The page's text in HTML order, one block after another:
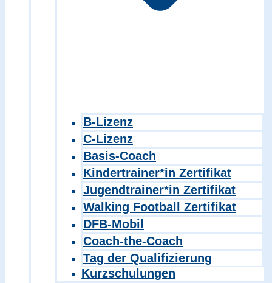
B-Lizenz
C-Lizenz
Basis-Coach
Kindertrainer*in Zertifikat
Jugendtrainer*in Zertifikat
Walking Football Zertifikat
DFB-Mobil
Coach-the-Coach
Tag der Qualifizierung
Kurzschulungen